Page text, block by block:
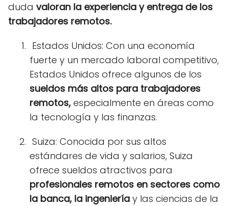
duda valoran la experiencia y entrega de los
trabajadores remotos.
Estados Unidos: Con una economía
fuerte y un mercado laboral competitivo,
Estados Unidos ofrece algunos de los
sueldos más altos para trabajadores
remotos, especialmente en áreas como
la tecnología y las finanzas.
Suiza: Conocida por sus altos
estándares de vida y salarios, Suiza
ofrece sueldos atractivos para
profesionales remotos en sectores como
la banca, la ingeniería y las ciencias de la